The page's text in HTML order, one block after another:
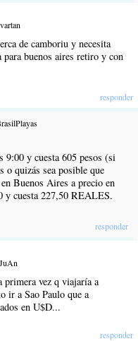
de camboriu y necesita
para buenos aires retiro y con
responder
9:00 y cuesta 605 pesos (si
o quizás sea posible que
Buenos Aires a precio en
y cuesta 227,50 REALES.
responder
primera vez q viajaría a
ir a Sao Paulo que a
en U$D...
responder